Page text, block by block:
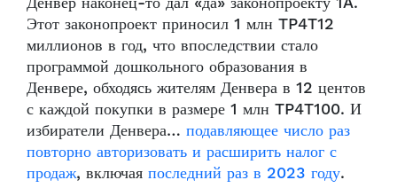
Этот законопроект приносил 1 млн TP4T12
миллионов в год, что впоследствии стало
программой дошкольного образования в
Денвере, обходясь жителям Денвера в 12 центов
с каждой покупки в размере 1 млн TP4T100. И
избиратели Денвера… подавляющее число раз
повторно авторизовать и расширить налог с
продаж, включая последний раз в 2023 году.